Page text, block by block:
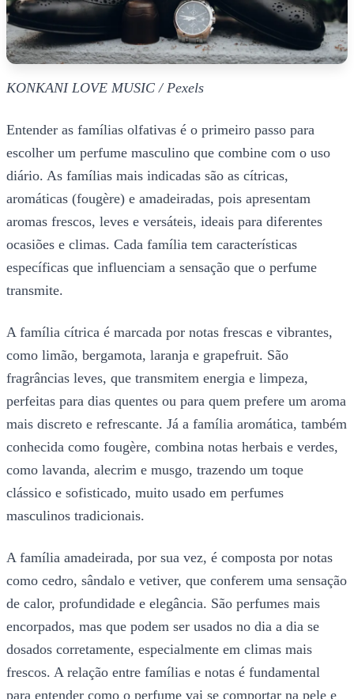
KONKANI LOVE MUSIC / Pexels
Entender as famílias olfativas é o primeiro passo para
escolher um perfume masculino que combine com o uso
diário. As famílias mais indicadas são as cítricas,
aromáticas (fougère) e amadeiradas, pois apresentam
aromas frescos, leves e versáteis, ideais para diferentes
ocasiões e climas. Cada família tem características
específicas que influenciam a sensação que o perfume
transmite.
A família cítrica é marcada por notas frescas e vibrantes,
como limão, bergamota, laranja e grapefruit. São
fragrâncias leves, que transmitem energia e limpeza,
perfeitas para dias quentes ou para quem prefere um aroma
mais discreto e refrescante. Já a família aromática, também
conhecida como fougère, combina notas herbais e verdes,
como lavanda, alecrim e musgo, trazendo um toque
clássico e sofisticado, muito usado em perfumes
masculinos tradicionais.
A família amadeirada, por sua vez, é composta por notas
como cedro, sândalo e vetiver, que conferem uma sensação
de calor, profundidade e elegância. São perfumes mais
encorpados, mas que podem ser usados no dia a dia se
dosados corretamente, especialmente em climas mais
frescos. A relação entre famílias e notas é fundamental
para entender como o perfume vai se comportar na pele e